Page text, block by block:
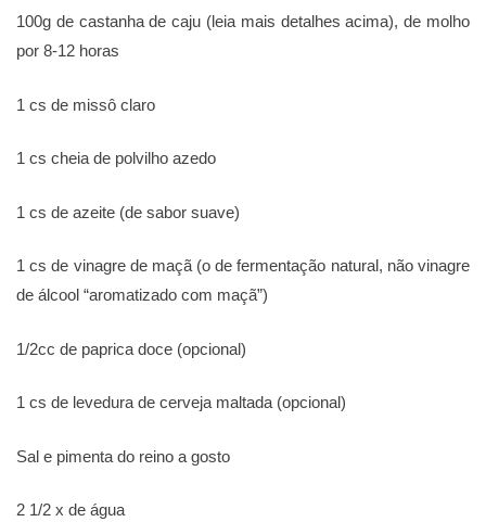
100g de castanha de caju (leia mais detalhes acima), de molho
por 8-12 horas
1 cs de missô claro
1 cs cheia de polvilho azedo
1 cs de azeite (de sabor suave)
1 cs de vinagre de maçã (o de fermentação natural, não vinagre
de álcool “aromatizado com maçã”)
1/2cc de paprica doce (opcional)
1 cs de levedura de cerveja maltada (opcional)
Sal e pimenta do reino a gosto
2 1/2 x de água